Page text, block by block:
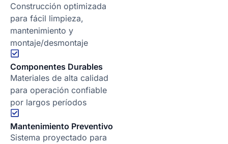
Construcción optimizada
para fácil limpieza,
mantenimiento y
montaje/desmontaje
Componentes Durables
Materiales de alta calidad
para operación confiable
por largos períodos
Mantenimiento Preventivo
Sistema proyectado para